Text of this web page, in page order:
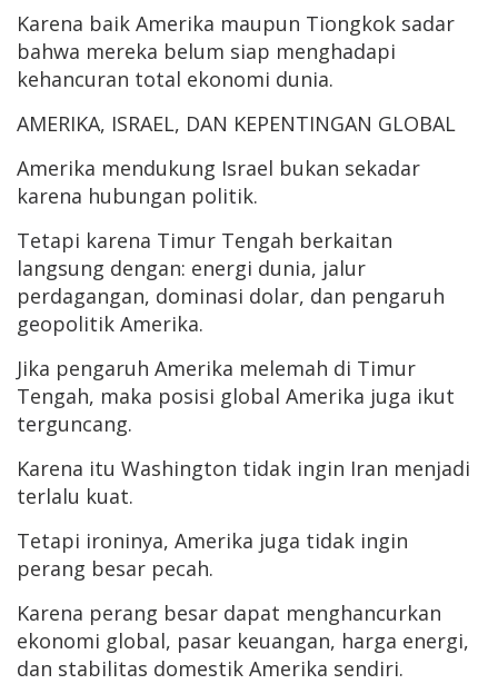
Karena baik Amerika maupun Tiongkok sadar
bahwa mereka belum siap menghadapi
kehancuran total ekonomi dunia.
AMERIKA, ISRAEL, DAN KEPENTINGAN GLOBAL
Amerika mendukung Israel bukan sekadar
karena hubungan politik.
Tetapi karena Timur Tengah berkaitan
langsung dengan: energi dunia, jalur
perdagangan, dominasi dolar, dan pengaruh
geopolitik Amerika.
Jika pengaruh Amerika melemah di Timur
Tengah, maka posisi global Amerika juga ikut
terguncang.
Karena itu Washington tidak ingin Iran menjadi
terlalu kuat.
Tetapi ironinya, Amerika juga tidak ingin
perang besar pecah.
Karena perang besar dapat menghancurkan
ekonomi global, pasar keuangan, harga energi,
dan stabilitas domestik Amerika sendiri.